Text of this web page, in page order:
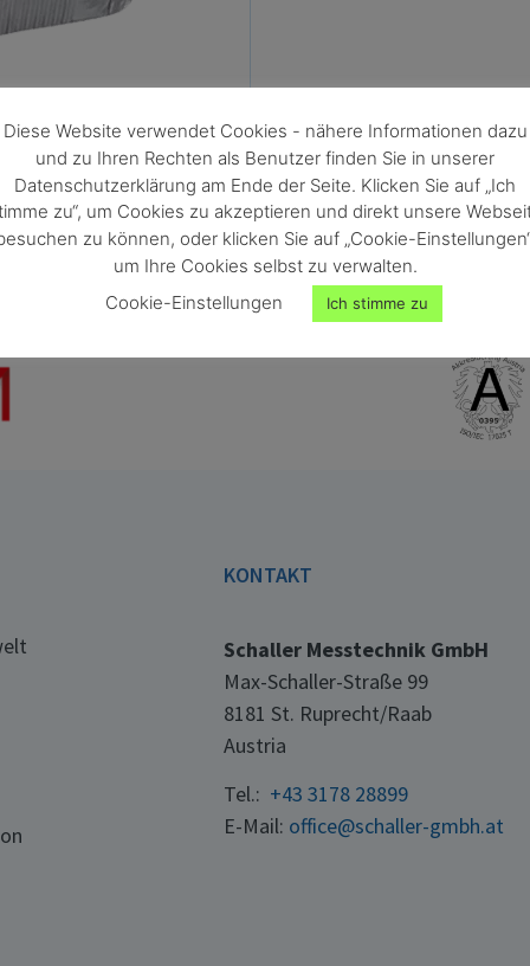
KONTAKT
Schaller Messtechnik GmbH
Max-Schaller-Straße 99
8181 St. Ruprecht/Raab
Austria
Tel.: +43 3178 28899
E-Mail: office@schaller-gmbh.at
Diese Website verwendet Cookies - nähere Informationen dazu
und zu Ihren Rechten als Benutzer finden Sie in unserer
Datenschutzerklärung am Ende der Seite. Klicken Sie auf „Ich
zu“, um Cookies zu akzeptieren und direkt unsere
zu können, oder klicken Sie auf „Cookie-
um Ihre Cookies selbst zu verwalten.
Cookie-Einstellungen
Ich stimme zu